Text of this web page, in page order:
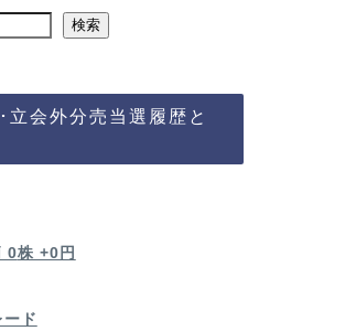
検索
会外分売当選履歴と
0株 +0円
ド